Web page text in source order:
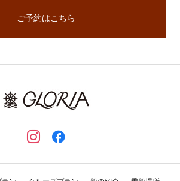
ご予約はこちら